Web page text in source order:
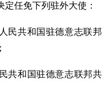
任免下列驻外大使：
民共和国驻德意志联邦
共和国驻德意志联邦共